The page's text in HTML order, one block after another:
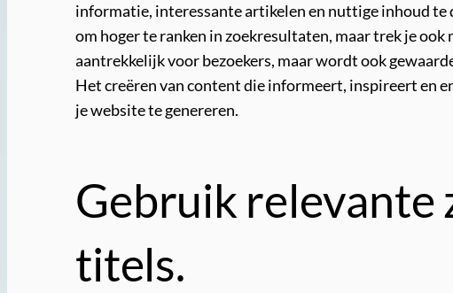
informatie, interessante artikelen en nuttige inhoud te
om hoger te ranken in zoekresultaten, maar trek je
aantrekkelijk voor bezoekers, maar wordt ook
Het creëren van content die informeert, inspireert en
je website te genereren.
Gebruik relevante
titels.